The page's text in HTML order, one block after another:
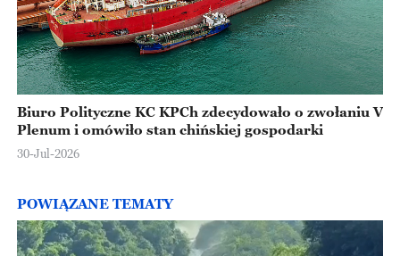
Biuro Polityczne KC KPCh zdecydowało o zwołaniu V
Plenum i omówiło stan chińskiej gospodarki
30-Jul-2026
POWIĄZANE TEMATY